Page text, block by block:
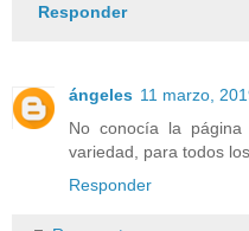
Responder
ángeles 11 marzo,
No conocía la
variedad, para todos
Responder